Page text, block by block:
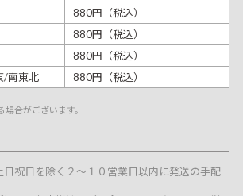
880円（税込）
880円（税込）
880円（税込）
/南東北
880円（税込）
合がございます。
日祝日を除く２～１０営業日以内に発送の手配